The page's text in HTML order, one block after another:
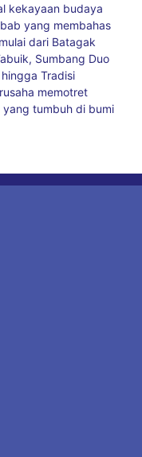
kekayaan budaya
yang membahas
dari Batagak
Sumbang Duo
Tradisi
memotret
tumbuh di bumi